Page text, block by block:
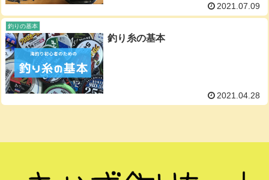
2021.07.09
釣りの基本
釣り糸の基本
2021.04.28